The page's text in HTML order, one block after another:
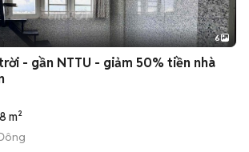
+2
6
- gần NTTU - giảm 50% tiền nhà
m²